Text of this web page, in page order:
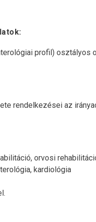
profil) osztályos
rendelkezései az
orvosi
kardiológia